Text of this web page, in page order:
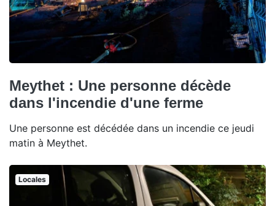
Meythet : Une personne décède
dans l'incendie d'une ferme
Une personne est décédée dans un incendie ce jeudi
matin à Meythet.
Locales